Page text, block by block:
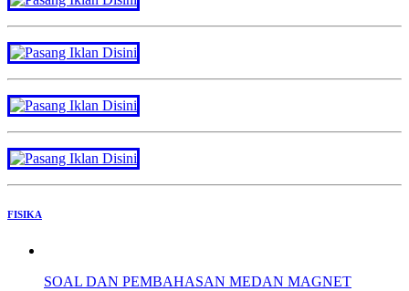
FISIKA
SOAL DAN PEMBAHASAN MEDAN MAGNET